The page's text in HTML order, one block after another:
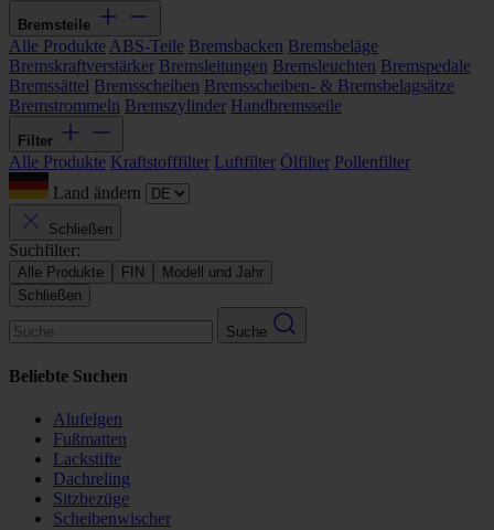
Bremsteile
Alle Produkte ABS-Teile Bremsbacken Bremsbeläge
Bremskraftverstärker Bremsleitungen Bremsleuchten Bremspedale
Bremssättel Bremsscheiben Bremsscheiben- & Bremsbelagsätze
Bremstrommeln Bremszylinder Handbremsseile
Filter
Alle Produkte Kraftstofffilter Luftfilter Ölfilter Pollenfilter
Land ändern
Schließen
Suchfilter:
Alle Produkte FIN
Modell und Jahr
Schließen
Suche
Beliebte Suchen
Alufelgen
Fußmatten
Lackstifte
Dachreling
Sitzbezüge
Scheibenwischer